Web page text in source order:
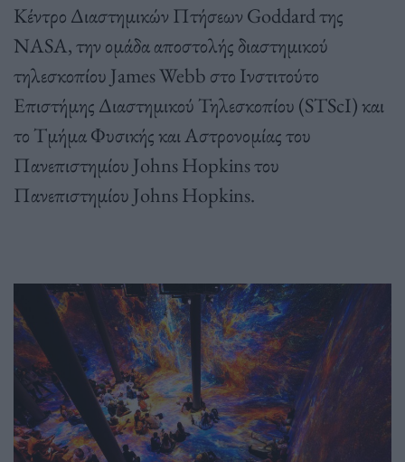
Κέντρο Διαστημικών Πτήσεων Goddard της
NASA, την ομάδα αποστολής διαστημικού
τηλεσκοπίου James Webb στο Ινστιτούτο
Επιστήμης Διαστημικού Τηλεσκοπίου (STScI) και
το Τμήμα Φυσικής και Αστρονομίας του
Πανεπιστημίου Johns Hopkins του
Πανεπιστημίου Johns Hopkins.